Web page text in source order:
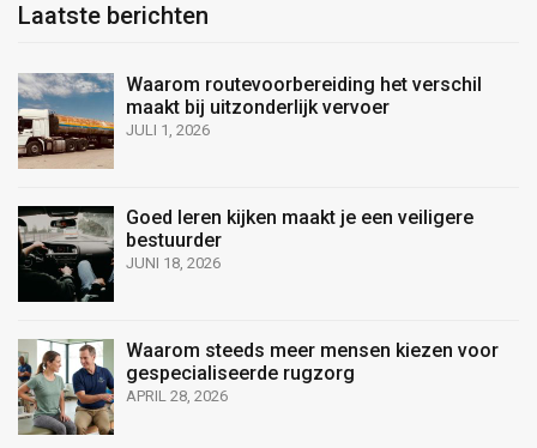
Laatste berichten
Waarom routevoorbereiding het verschil
maakt bij uitzonderlijk vervoer
JULI 1, 2026
Goed leren kijken maakt je een veiligere
bestuurder
JUNI 18, 2026
Waarom steeds meer mensen kiezen voor
gespecialiseerde rugzorg
APRIL 28, 2026